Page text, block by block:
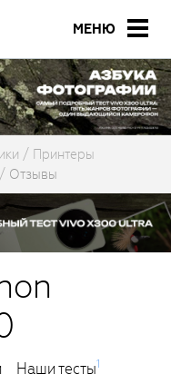
МЕНЮ
Принтеры
Отзывы
Наши тесты1